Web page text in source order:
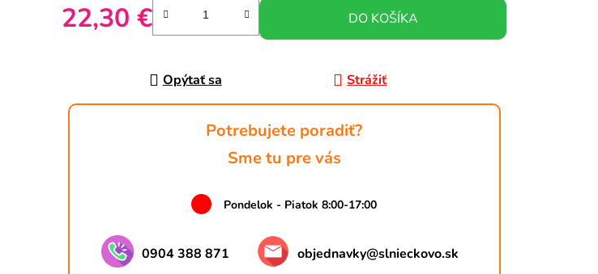
22,30 € DO KOŠÍKA
Opýtať sa Strážiť
Potrebujete poradiť?
Sme tu pre vás
Pondelok - Piatok 8:00-17:00
0904 388 871 objednavky@slnieckovo.sk